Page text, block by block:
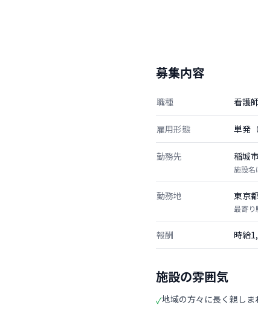
募集内容
職種 看護
雇用形態 単発
勤務先 稲城
施設名
勤務地 東京
最寄り
報酬 時給
施設の雰囲気
✓地域の方々に長く親しま